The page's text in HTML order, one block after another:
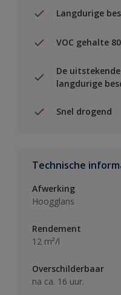
Langdurige
VOC gehalte
De
langdurige
Snel drogend
Technische
Afwerking
Hoogglans
Rendement
12 m²/l
Overschilderbaar
na ca. 16 uur.